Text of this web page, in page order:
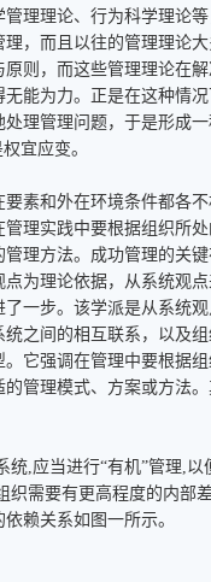
理理论、行为科学理论
，而且以往的管理理论
则，而这些管理理论在
能为力。正是在这种情
理管理问题，于是形成
宜应变。
和外在环境条件都各不
理实践中要根据组织所
理方法。成功管理的关
为理论依据，从系统观
一步。该学派是从系统
之间的相互联系，以及
它强调在管理中要根据
管理模式、方案或方法
,应当进行“有机”管理,以
织需要有更高程度的内部
赖关系如图一所示。